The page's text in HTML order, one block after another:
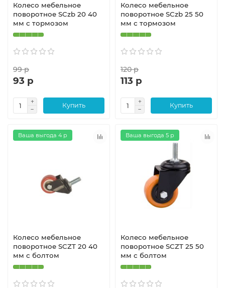
Колесо мебельное
поворотное SCzb 20 40
мм с тормозом
99 р
93 р
Купить
Колесо мебельное
поворотное SCzb 25 50
мм с тормозом
120 р
113 р
Купить
Ваша выгода 4 р
Колесо мебельное
поворотное SCZT 20 40
мм с болтом
Ваша выгода 5 р
Колесо мебельное
поворотное SCZT 25 50
мм с болтом